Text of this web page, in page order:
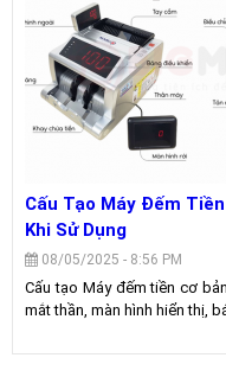
Cấu Tạo Máy Đếm
Khi Sử Dụng
08/05/2025 - 8:56 PM
Cấu tạo Máy đếm tiền cơ
mắt thần, màn hình hiển thị,